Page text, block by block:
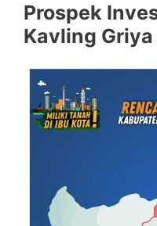
Prospek
Kavling